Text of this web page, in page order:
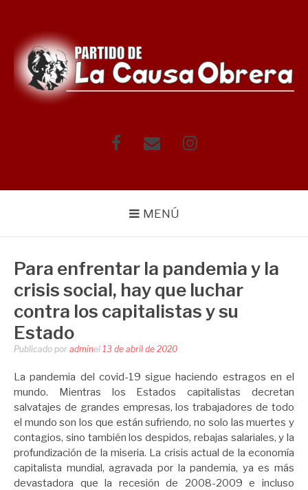
contenido
FacebookCorreo Instagram
MENÚ
Para enfrentar la pandemia y la
crisis social, hay que luchar
contra los capitalistas y su
Estado
Publicado por adminel 13 de abril de 2020
La pandemia del covid-19 sigue haciendo estragos en el
mundo. Mientras los Estados capitalistas decretan
salvatajes de grandes empresas, los trabajadores de todo
el mundo son los que están sufriendo, no solo las muertes y
contagios, sino también los despidos, rebajas salariales, y la
profundización de la miseria. La crisis actual de la economía
capitalista mundial, agravada por la pandemia, ya es más
devastadora que la recesión de 2008-2009 e incluso